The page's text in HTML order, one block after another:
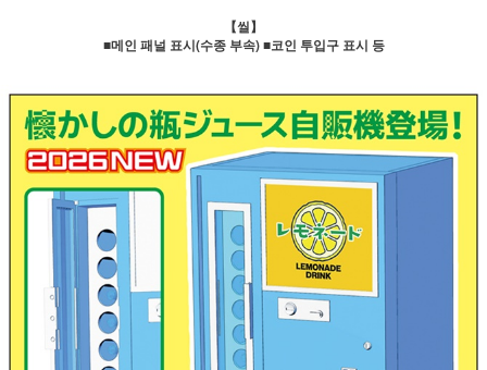
【씰】
■메인 패널 표시(수종 부속) ■코인 투입구 표시 등